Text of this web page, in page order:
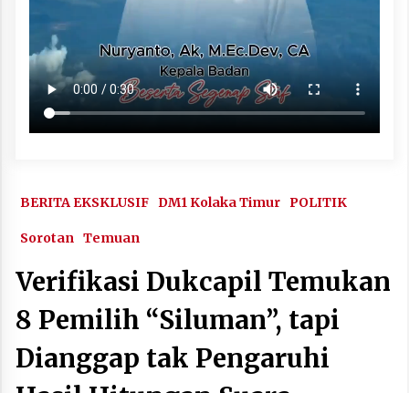
BERITA EKSKLUSIF DM1 Kolaka Timur POLITIK
Sorotan Temuan
Verifikasi Dukcapil Temukan
8 Pemilih “Siluman”, tapi
Dianggap tak Pengaruhi